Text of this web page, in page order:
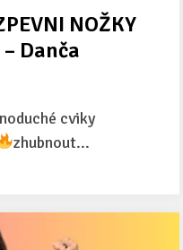
NOŽKY
– Danča
cviky
zhubnout...